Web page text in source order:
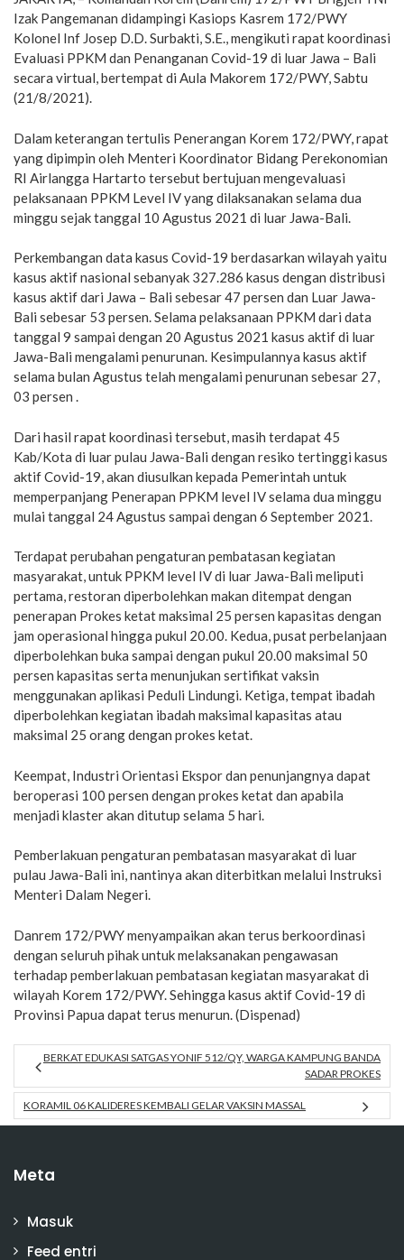
Izak Pangemanan didampingi Kasiops Kasrem 172/PWY
Kolonel Inf Josep D.D. Surbakti, S.E., mengikuti rapat koordinasi
Evaluasi PPKM dan Penanganan Covid-19 di luar Jawa – Bali
secara virtual, bertempat di Aula Makorem 172/PWY, Sabtu
(21/8/2021).
Dalam keterangan tertulis Penerangan Korem 172/PWY, rapat
yang dipimpin oleh Menteri Koordinator Bidang Perekonomian
RI Airlangga Hartarto tersebut bertujuan mengevaluasi
pelaksanaan PPKM Level IV yang dilaksanakan selama dua
minggu sejak tanggal 10 Agustus 2021 di luar Jawa-Bali.
Perkembangan data kasus Covid-19 berdasarkan wilayah yaitu
kasus aktif nasional sebanyak 327.286 kasus dengan distribusi
kasus aktif dari Jawa – Bali sebesar 47 persen dan Luar Jawa-
Bali sebesar 53 persen. Selama pelaksanaan PPKM dari data
tanggal 9 sampai dengan 20 Agustus 2021 kasus aktif di luar
Jawa-Bali mengalami penurunan. Kesimpulannya kasus aktif
selama bulan Agustus telah mengalami penurunan sebesar 27,
03 persen .
Dari hasil rapat koordinasi tersebut, masih terdapat 45
Kab/Kota di luar pulau Jawa-Bali dengan resiko tertinggi kasus
aktif Covid-19, akan diusulkan kepada Pemerintah untuk
memperpanjang Penerapan PPKM level IV selama dua minggu
mulai tanggal 24 Agustus sampai dengan 6 September 2021.
Terdapat perubahan pengaturan pembatasan kegiatan
masyarakat, untuk PPKM level IV di luar Jawa-Bali meliputi
pertama, restoran diperbolehkan makan ditempat dengan
penerapan Prokes ketat maksimal 25 persen kapasitas dengan
jam operasional hingga pukul 20.00. Kedua, pusat perbelanjaan
diperbolehkan buka sampai dengan pukul 20.00 maksimal 50
persen kapasitas serta menunjukan sertifikat vaksin
menggunakan aplikasi Peduli Lindungi. Ketiga, tempat ibadah
diperbolehkan kegiatan ibadah maksimal kapasitas atau
maksimal 25 orang dengan prokes ketat.
Keempat, Industri Orientasi Ekspor dan penunjangnya dapat
beroperasi 100 persen dengan prokes ketat dan apabila
menjadi klaster akan ditutup selama 5 hari.
Pemberlakuan pengaturan pembatasan masyarakat di luar
pulau Jawa-Bali ini, nantinya akan diterbitkan melalui Instruksi
Menteri Dalam Negeri.
Danrem 172/PWY menyampaikan akan terus berkoordinasi
dengan seluruh pihak untuk melaksanakan pengawasan
terhadap pemberlakuan pembatasan kegiatan masyarakat di
wilayah Korem 172/PWY. Sehingga kasus aktif Covid-19 di
Provinsi Papua dapat terus menurun. (Dispenad)
BERKAT EDUKASI SATGAS YONIF 512/QY, WARGA KAMPUNG BANDA
SADAR PROKES
KORAMIL 06 KALIDERES KEMBALI GELAR VAKSIN MASSAL
Meta
Masuk
Feed entri